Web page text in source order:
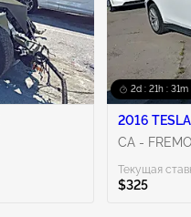
2d : 21h : 31m
2016
CA -
Текущая
$325